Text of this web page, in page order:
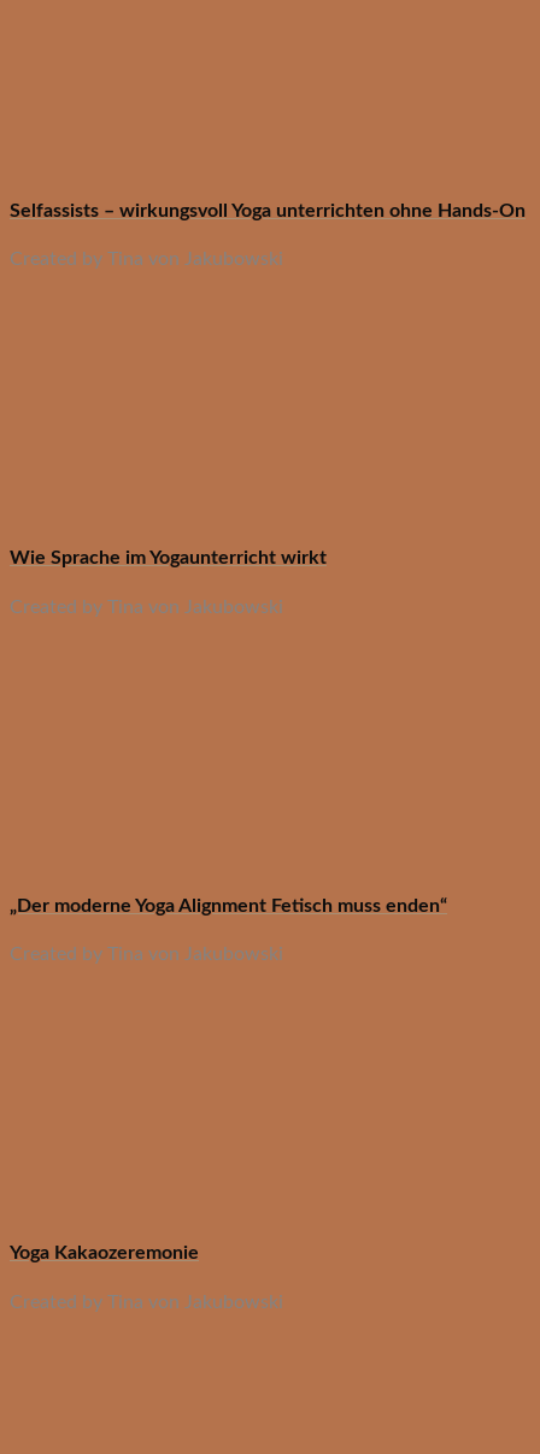
Selfassists – wirkungsvoll Yoga unterrichten ohne Hands-On
Created by Tina von Jakubowski
Wie Sprache im Yogaunterricht wirkt
Created by Tina von Jakubowski
„Der moderne Yoga Alignment Fetisch muss enden“
Created by Tina von Jakubowski
Yoga Kakaozeremonie
Created by Tina von Jakubowski